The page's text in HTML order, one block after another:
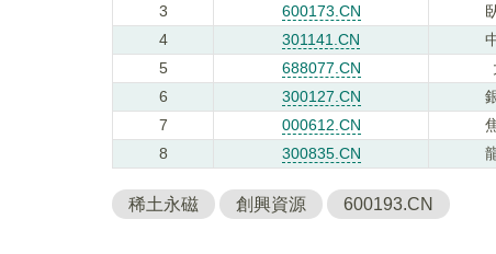
3
600173.CN
4
301141.CN
5
688077.CN
6
300127.CN
7
000612.CN
8
300835.CN
稀土永磁 創興資源 600193.CN